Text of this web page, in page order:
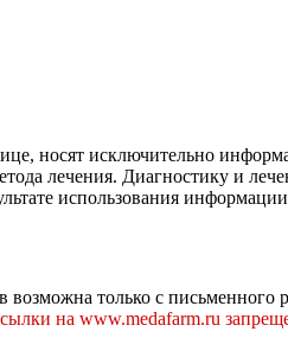
носят исключительно
лечения. Диагностику и
использования
только с письменного
на www.medafarm.ru